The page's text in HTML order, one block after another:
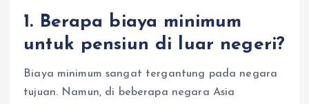
1. Berapa biaya minimum
untuk pensiun di luar negeri?
Biaya minimum sangat tergantung pada negara
tujuan. Namun, di beberapa negara Asia